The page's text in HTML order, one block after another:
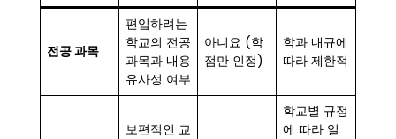
전공 과목
편입하려는
학교의 전공
과목과 내용
유사성 여부
아니요 (학
점만 인정)
학과 내규에
따라 제한적
보편적인 교
학교별 규정
에 따라 일